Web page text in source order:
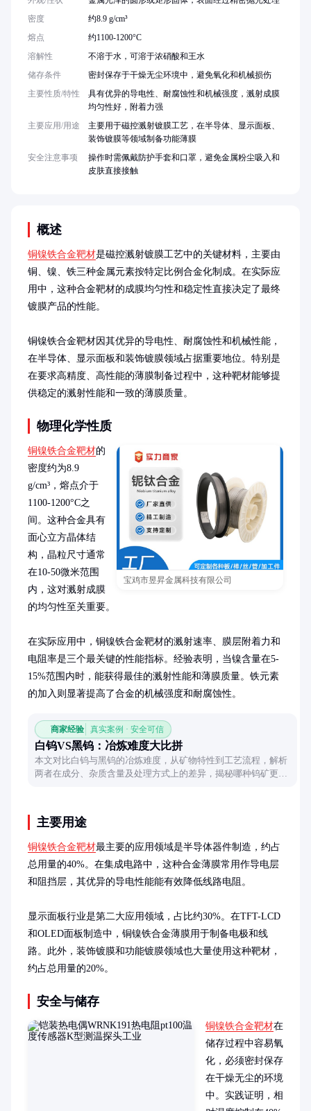
概述
铜镍铁合金靶材是磁控溅射镀膜工艺中的关键材料，主要由
铜、镍、铁三种金属元素按特定比例合金化制成。在实际应
用中，这种合金靶材的成膜均匀性和稳定性直接决定了最终
镀膜产品的性能。
铜镍铁合金靶材因其优异的导电性、耐腐蚀性和机械性能，
在半导体、显示面板和装饰镀膜领域占据重要地位。特别是
在要求高精度、高性能的薄膜制备过程中，这种靶材能够提
供稳定的溅射性能和一致的薄膜质量。
物理化学性质
宝鸡市昱昇金属科技有限公司
铜镍铁合金靶材的
密度约为8.9
g/cm³，熔点介于
1100-1200°C之
间。这种合金具有
面心立方晶体结
构，晶粒尺寸通常
在10-50微米范围
内，这对溅射成膜
的均匀性至关重要。
在实际应用中，铜镍铁合金靶材的溅射速率、膜层附着力和
电阻率是三个最关键的性能指标。经验表明，当镍含量在5-
15%范围内时，能获得最佳的溅射性能和薄膜质量。铁元素
的加入则显著提高了合金的机械强度和耐腐蚀性。
商家经验 真实案例 · 安全可信
白钨VS黑钨：冶炼难度大比拼
本文对比白钨与黑钨的冶炼难度，从矿物特性到工艺流程，解析
两者在成分、杂质含量及处理方式上的差异，揭秘哪种钨矿更考
主要用途
铜镍铁合金靶材最主要的应用领域是半导体器件制造，约占
总用量的40%。在集成电路中，这种合金薄膜常用作导电层
和阻挡层，其优异的导电性能能有效降低线路电阻。
显示面板行业是第二大应用领域，占比约30%。在TFT-LCD
和OLED面板制造中，铜镍铁合金薄膜用于制备电极和线
路。此外，装饰镀膜和功能镀膜领域也大量使用这种靶材，
约占总用量的20%。
安全与储存
铜镍铁合金靶材在
储存过程中容易氧
化，必须密封保存
在干燥无尘的环境
中。实践证明，相
密度
约8.9 g/cm³
熔点
约1100-1200°C
溶解性
不溶于水，可溶于浓硝酸和王水
储存条件
密封保存于干燥无尘环境中，避免氧化和机械损伤
主要性质/特性
具有优异的导电性、耐腐蚀性和机械强度，溅射成膜
均匀性好，附着力强
主要应用/用途
主要用于磁控溅射镀膜工艺，在半导体、显示面板、
装饰镀膜等领域制备功能薄膜
安全注意事项
操作时需佩戴防护手套和口罩，避免金属粉尘吸入和
皮肤直接接触